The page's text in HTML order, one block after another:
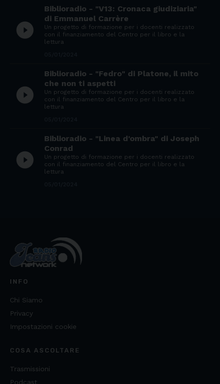
play_circle_filled
Biblioradio - "V13: Cronaca giudiziaria"
di Emmanuel Carrère
Un progetto di formazione per i docenti realizzato
con il finanziamento del Centro per il libro e la
lettura
play_circle_filled
Biblioradio - "Fedro" di Platone, il mito
che non ti aspetti
Un progetto di formazione per i docenti realizzato
con il finanziamento del Centro per il libro e la
lettura
play_circle_filled
Biblioradio - "Linea d'ombra" di Joseph
Conrad
Un progetto di formazione per i docenti realizzato
con il finanziamento del Centro per il libro e la
lettura
INFO
Chi Siamo
Privacy
Impostazioni cookie
COSA ASCOLTARE
Trasmissioni
Podcast